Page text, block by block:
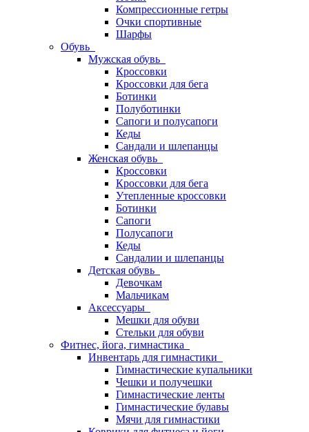
Компрессионные гетры
Очки спортивные
Шарфы
Обувь
Мужская обувь
Кроссовки
Кроссовки для бега
Ботинки
Полуботинки
Сапоги и полусапоги
Кеды
Сандали и шлепанцы
Женская обувь
Кроссовки
Кроссовки для бега
Утепленные кроссовки
Ботинки
Сапоги
Полусапоги
Кеды
Сандалии и шлепанцы
Детская обувь
Девочкам
Мальчикам
Аксессуары
Мешки для обуви
Стельки для обуви
Фитнес, йога, гимнастика
Инвентарь для гимнастики
Гимнастические купальники
Чешки и получешки
Гимнастические ленты
Гимнастические булавы
Мячи для гимнастики